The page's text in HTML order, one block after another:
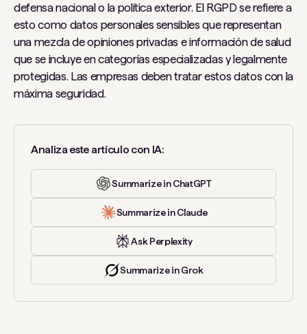
defensa nacional o la política exterior. El RGPD se refiere a
esto como datos personales sensibles que representan
una mezcla de opiniones privadas e información de salud
que se incluye en categorías especializadas y legalmente
protegidas. Las empresas deben tratar estos datos con la
máxima seguridad.
Analiza este artículo con IA:
Summarize in ChatGPT
Summarize in Claude
Ask Perplexity
Summarize in Grok